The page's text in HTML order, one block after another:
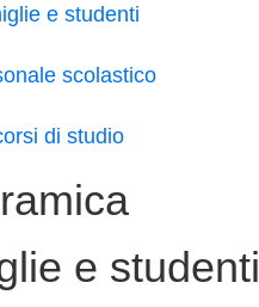
e studenti
scolastico
di studio
e studenti